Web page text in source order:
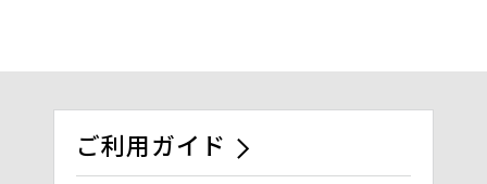
ご利用ガイド